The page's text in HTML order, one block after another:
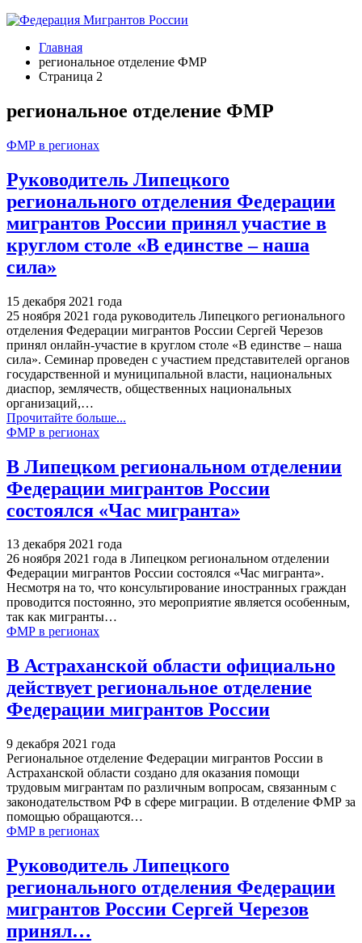
Главная
региональное отделение ФМР
Страница 2
региональное отделение ФМР
ФМР в регионах
Руководитель Липецкого
регионального отделения Федерации
мигрантов России принял участие в
круглом столе «В единстве – наша
сила»
15 декабря 2021 года
25 ноября 2021 года руководитель Липецкого регионального
отделения Федерации мигрантов России Сергей Черезов
принял онлайн-участие в круглом столе «В единстве – наша
сила». Семинар проведен с участием представителей органов
государственной и муниципальной власти, национальных
диаспор, землячеств, общественных национальных
организаций,…
Прочитайте больше...
ФМР в регионах
В Липецком региональном отделении
Федерации мигрантов России
состоялся «Час мигранта»
13 декабря 2021 года
26 ноября 2021 года в Липецком региональном отделении
Федерации мигрантов России состоялся «Час мигранта».
Несмотря на то, что консультирование иностранных граждан
проводится постоянно, это мероприятие является особенным,
так как мигранты…
ФМР в регионах
В Астраханской области официально
действует региональное отделение
Федерации мигрантов России
9 декабря 2021 года
Региональное отделение Федерации мигрантов России в
Астраханской области создано для оказания помощи
трудовым мигрантам по различным вопросам, связанным с
законодательством РФ в сфере миграции. В отделение ФМР за
помощью обращаются…
ФМР в регионах
Руководитель Липецкого
регионального отделения Федерации
мигрантов России Сергей Черезов
принял…